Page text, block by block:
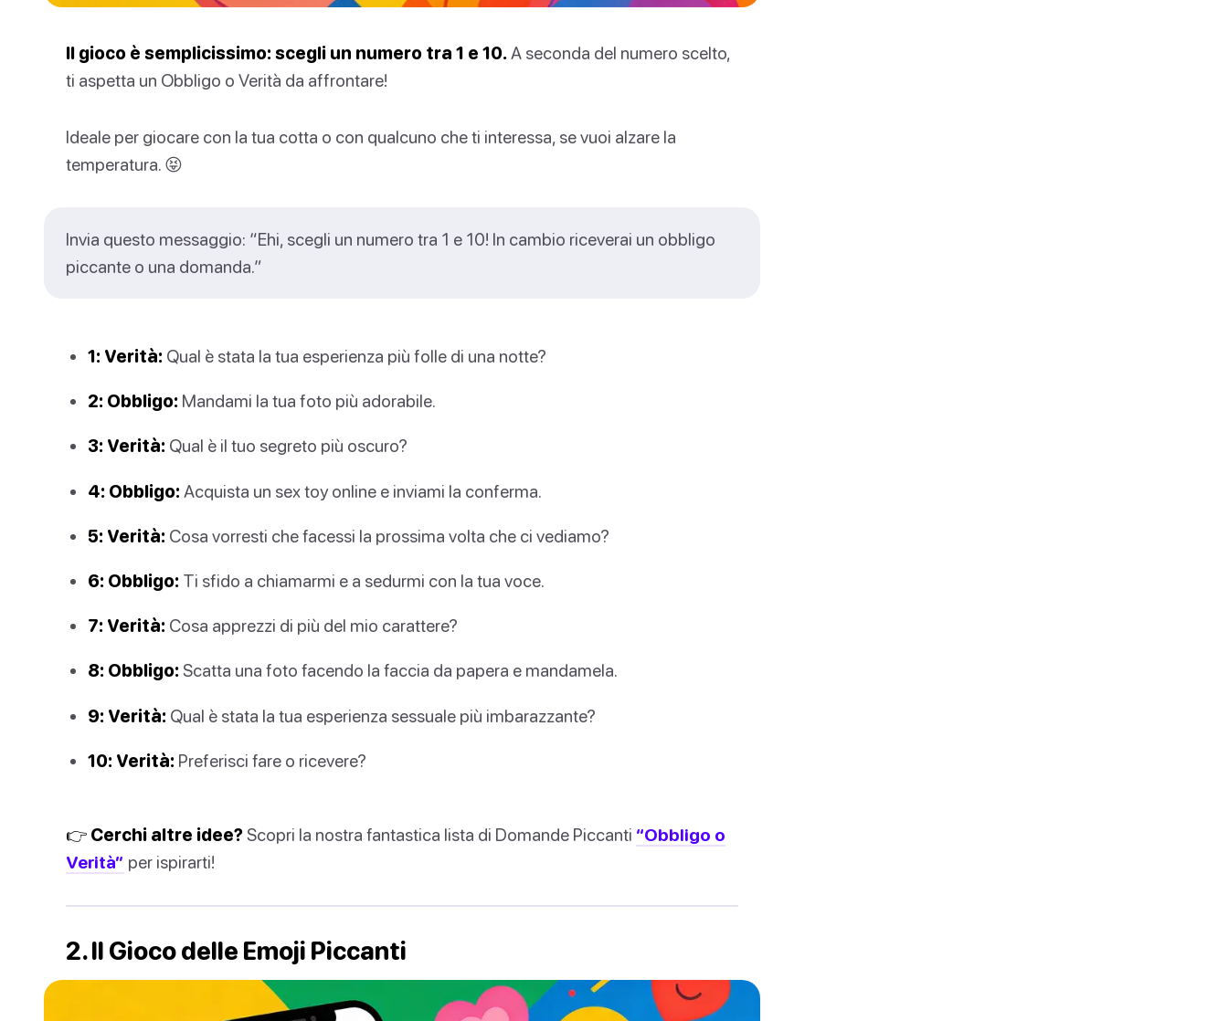
Il gioco è semplicissimo: scegli un numero tra 1 e 10. A seconda del numero scelto,
ti aspetta un Obbligo o Verità da affrontare!
Ideale per giocare con la tua cotta o con qualcuno che ti interessa, se vuoi alzare la
temperatura. 😝
Invia questo messaggio: “Ehi, scegli un numero tra 1 e 10! In cambio riceverai un obbligo
piccante o una domanda.”
1: Verità: Qual è stata la tua esperienza più folle di una notte?
2: Obbligo: Mandami la tua foto più adorabile.
3: Verità: Qual è il tuo segreto più oscuro?
4: Obbligo: Acquista un sex toy online e inviami la conferma.
5: Verità: Cosa vorresti che facessi la prossima volta che ci vediamo?
6: Obbligo: Ti sfido a chiamarmi e a sedurmi con la tua voce.
7: Verità: Cosa apprezzi di più del mio carattere?
8: Obbligo: Scatta una foto facendo la faccia da papera e mandamela.
9: Verità: Qual è stata la tua esperienza sessuale più imbarazzante?
10: Verità: Preferisci fare o ricevere?
👉 Cerchi altre idee? Scopri la nostra fantastica lista di Domande Piccanti “Obbligo o
Verità” per ispirarti!
2. Il Gioco delle Emoji Piccanti